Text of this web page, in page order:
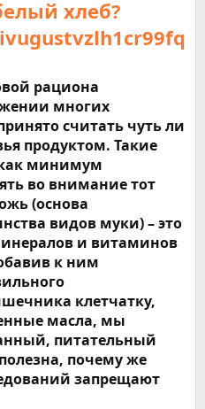
хлеб?
рациона
многих
считать чуть ли
продуктом. Такие
минимум
во внимание тот
(основа
видов муки) – это
и витаминов
к ним
клетчатку,
масла, мы
питательный
почему же
запрещают